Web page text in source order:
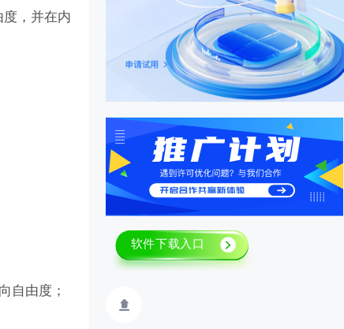
，并在内
自由度；